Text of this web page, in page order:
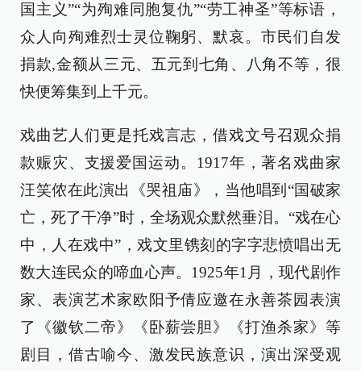
国主义”“为殉难同胞复仇”“劳工神圣”等标语，
众人向殉难烈士灵位鞠躬、默哀。市民们自发
捐款,金额从三元、五元到七角、八角不等，很
快便筹集到上千元。
戏曲艺人们更是托戏言志，借戏文号召观众捐
款赈灾、支援爱国运动。1917年，著名戏曲家
汪笑侬在此演出《哭祖庙》，当他唱到“国破家
亡，死了干净”时，全场观众默然垂泪。“戏在心
中，人在戏中”，戏文里镌刻的字字悲愤唱出无
数大连民众的啼血心声。1925年1月，现代剧作
家、表演艺术家欧阳予倩应邀在永善茶园表演
了《徽钦二帝》《卧薪尝胆》《打渔杀家》等
剧目，借古喻今、激发民族意识，演出深受观